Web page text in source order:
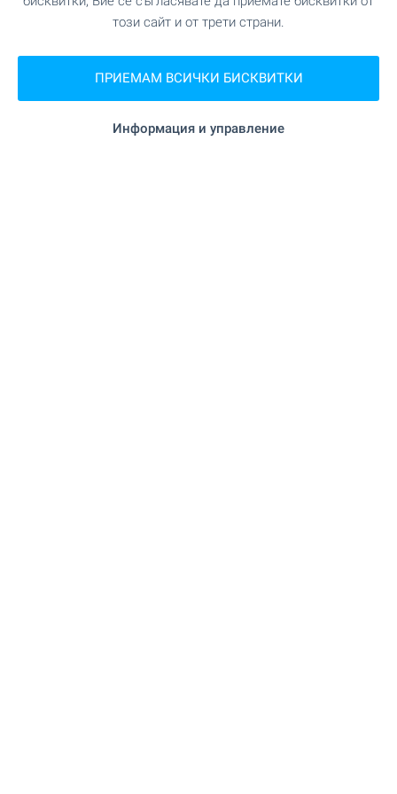
Ветеринарен лекар"Мей" на 183 м. (3 мин.)
ЗАВЕДЕНИЯ
този сайт и от трети страни.
ПРИЕМАМ ВСИЧКИ БИСКВИТКИ
Информация и управление